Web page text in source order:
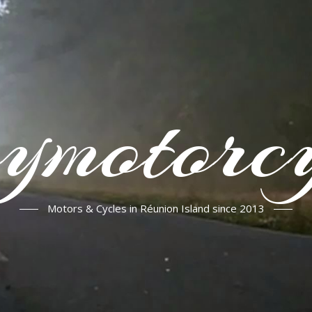
Motors & Cycles in Réunion Island since 2013